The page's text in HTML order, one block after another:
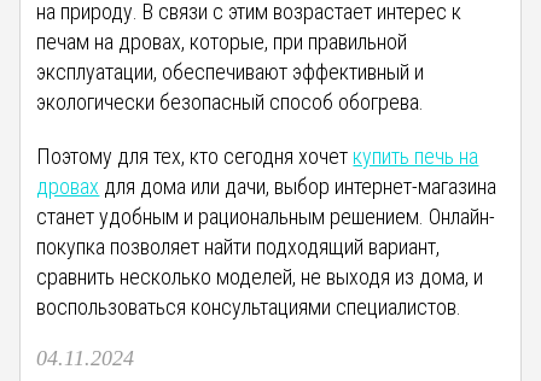
на природу. В связи с этим возрастает интерес к
печам на дровах, которые, при правильной
эксплуатации, обеспечивают эффективный и
экологически безопасный способ обогрева.
Поэтому для тех, кто сегодня хочет купить печь на
дровах для дома или дачи, выбор интернет-магазина
станет удобным и рациональным решением. Онлайн-
покупка позволяет найти подходящий вариант,
сравнить несколько моделей, не выходя из дома, и
воспользоваться консультациями специалистов.
04.11.2024